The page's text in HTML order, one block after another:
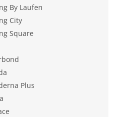
By Laufen
City
Square
Plus